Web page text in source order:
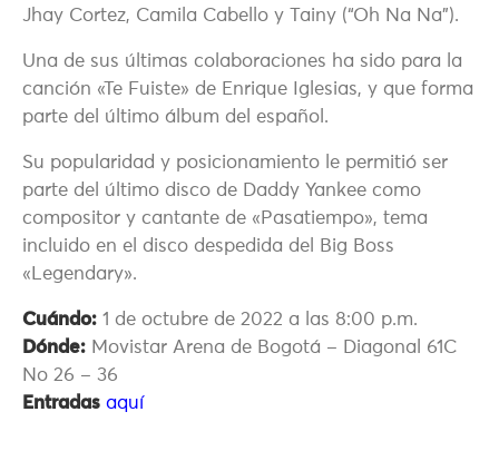
Jhay Cortez, Camila Cabello y Tainy (“Oh Na Na”).
Una de sus últimas colaboraciones ha sido para la
canción «Te Fuiste» de Enrique Iglesias, y que forma
parte del último álbum del español.
Su popularidad y posicionamiento le permitió ser
parte del último disco de Daddy Yankee como
compositor y cantante de «Pasatiempo», tema
incluido en el disco despedida del Big Boss
«Legendary».
Cuándo: 1 de octubre de 2022 a las 8:00 p.m.
Dónde: Movistar Arena de Bogotá – Diagonal 61C
No 26 – 36
Entradas aquí